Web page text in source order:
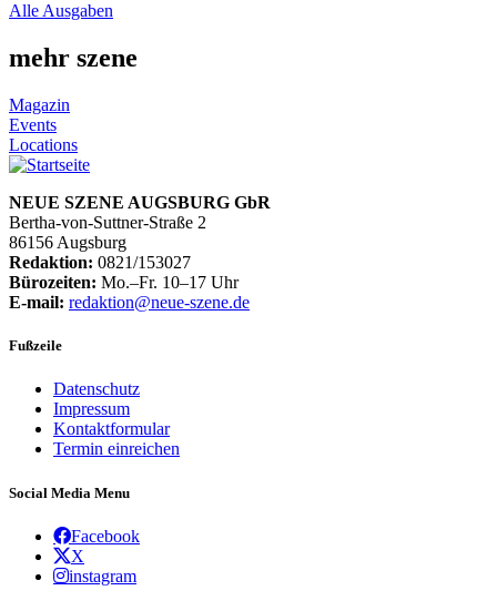
Alle Ausgaben
mehr szene
Magazin
Events
Locations
NEUE SZENE AUGSBURG GbR
Bertha-von-Suttner-Straße 2
86156 Augsburg
Redaktion: 0821/153027
Bürozeiten: Mo.–Fr. 10–17 Uhr
E-mail: redaktion@neue-szene.de
Fußzeile
Datenschutz
Impressum
Kontaktformular
Termin einreichen
Social Media Menu
Facebook
X
instagram